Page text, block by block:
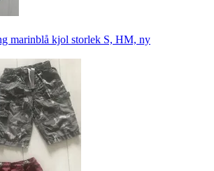
marinblå kjol storlek S, HM, ny